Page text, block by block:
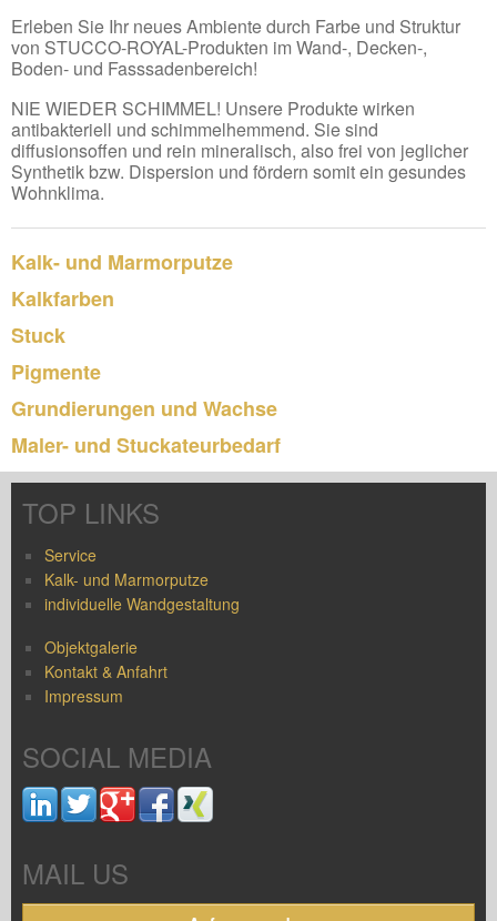
Erleben Sie Ihr neues Ambiente durch Farbe und Struktur
von STUCCO-ROYAL-Produkten im Wand-, Decken-,
Boden- und Fasssadenbereich!
NIE WIEDER SCHIMMEL! Unsere Produkte wirken
antibakteriell und schimmelhemmend. Sie sind
diffusionsoffen und rein mineralisch, also frei von jeglicher
Synthetik bzw. Dispersion und fördern somit ein gesundes
Wohnklima.
Kalk- und Marmorputze
Kalkfarben
Stuck
Pigmente
Grundierungen und Wachse
Maler- und Stuckateurbedarf
TOP LINKS
Service
Kalk- und Marmorputze
individuelle Wandgestaltung
Objektgalerie
Kontakt & Anfahrt
Impressum
SOCIAL MEDIA
MAIL US